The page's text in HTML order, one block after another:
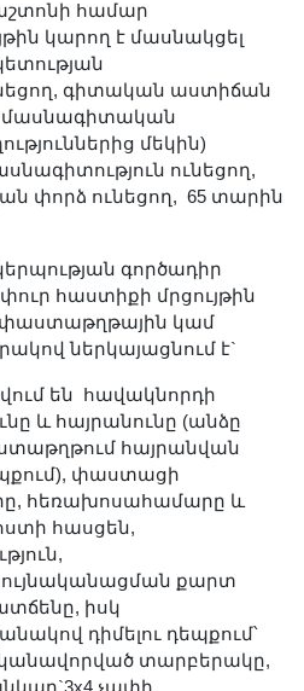
համար
կարող է մասնակցել
գիտական աստիճան
մասնագիտական
մեկին)
ունեցող,
փորձ ունեցող, 65 տարին
գործադիր
հաստիքի մրցույթին
փաստաթղթային կամ
ներկայացնում է`
են հավակնորդի
և հայրանունը (անձը
հայրանվան
փաստացի
հեռախոսահամարը և
հասցեն,
քարտ
իսկ
դիմելու դեպքում՝
տարբերակը,